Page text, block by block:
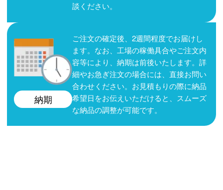
談ください。
納期
ご注文の確定後、2週間程度でお届けし
ます。なお、工場の稼働具合やご注文内
容等により、納期は前後いたします。詳
細やお急ぎ注文の場合には、直接お問い
合わせください。お見積もりの際に納品
希望日をお伝えいただけると、スムーズ
な納品の調整が可能です。